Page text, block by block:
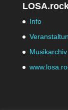
Info
Musikarchiv